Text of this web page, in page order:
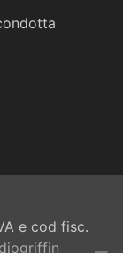
e cod fisc.